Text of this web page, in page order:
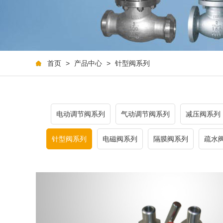
首页 > 产品中心 > 针型阀系列
电动调节阀系列 气动调节阀系列 减压阀系列
针型阀系列 电磁阀系列 隔膜阀系列 疏水